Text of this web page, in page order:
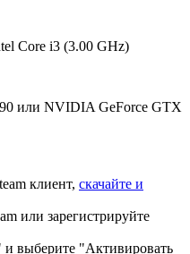
Core i3 (3.00 GHz)
или NVIDIA GeForce GTX
клиент, скачайте и
или зарегистрируйте
выберите "Активировать